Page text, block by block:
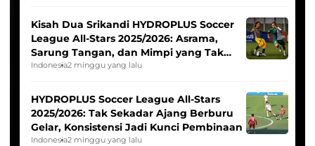
Kisah Dua Srikandi HYDROPLUS Soccer
League All-Stars 2025/2026: Asrama,
Sarung Tangan, dan Mimpi yang Tak
Pernah Padam
Indonesia2 minggu yang lalu
HYDROPLUS Soccer League All-Stars
2025/2026: Tak Sekadar Ajang Berburu
Gelar, Konsistensi Jadi Kunci Pembinaan
Indonesia2 minggu yang lalu